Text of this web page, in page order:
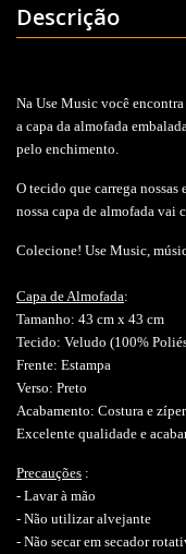
Descrição
Na Use Music você
a capa da almofada
pelo enchimento.
O tecido que carrega
nossa capa de almofada vai
Colecione! Use Music,
Capa de Almofada:
Tamanho: 43 cm x 43 cm
Tecido: Veludo (100%
Frente: Estampa
Verso: Preto
Acabamento: Costura e zíper
Excelente qualidade e
Precauções :
- Lavar à mão
- Não utilizar alvejante
- Não secar em secador